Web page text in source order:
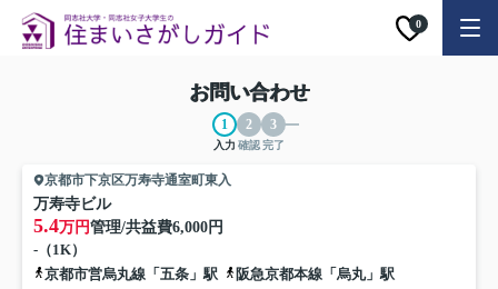
0
お問い合わせ
入力 確認完了
京都市下京区万寿寺通室町東入
万寿寺ビル
5.4万円管理/共益費6,000円
-（1K）
京都市営烏丸線「五条」駅
阪急京都本線「烏丸」駅